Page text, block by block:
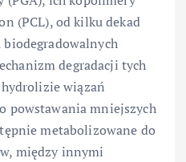
(PCL), od kilku dekad
degradacji tych
wiązań
powstawania mniejszych
metabolizowane do
między innymi